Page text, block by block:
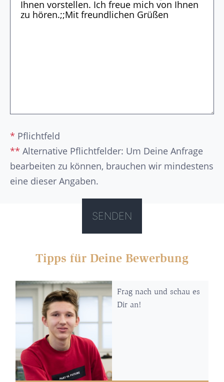
* Pflichtfeld
** Alternative Pflichtfelder: Um Deine Anfrage
bearbeiten zu können, brauchen wir mindestens
eine dieser Angaben.
Tipps für Deine Bewerbung
Frag nach und schau es
Dir an!